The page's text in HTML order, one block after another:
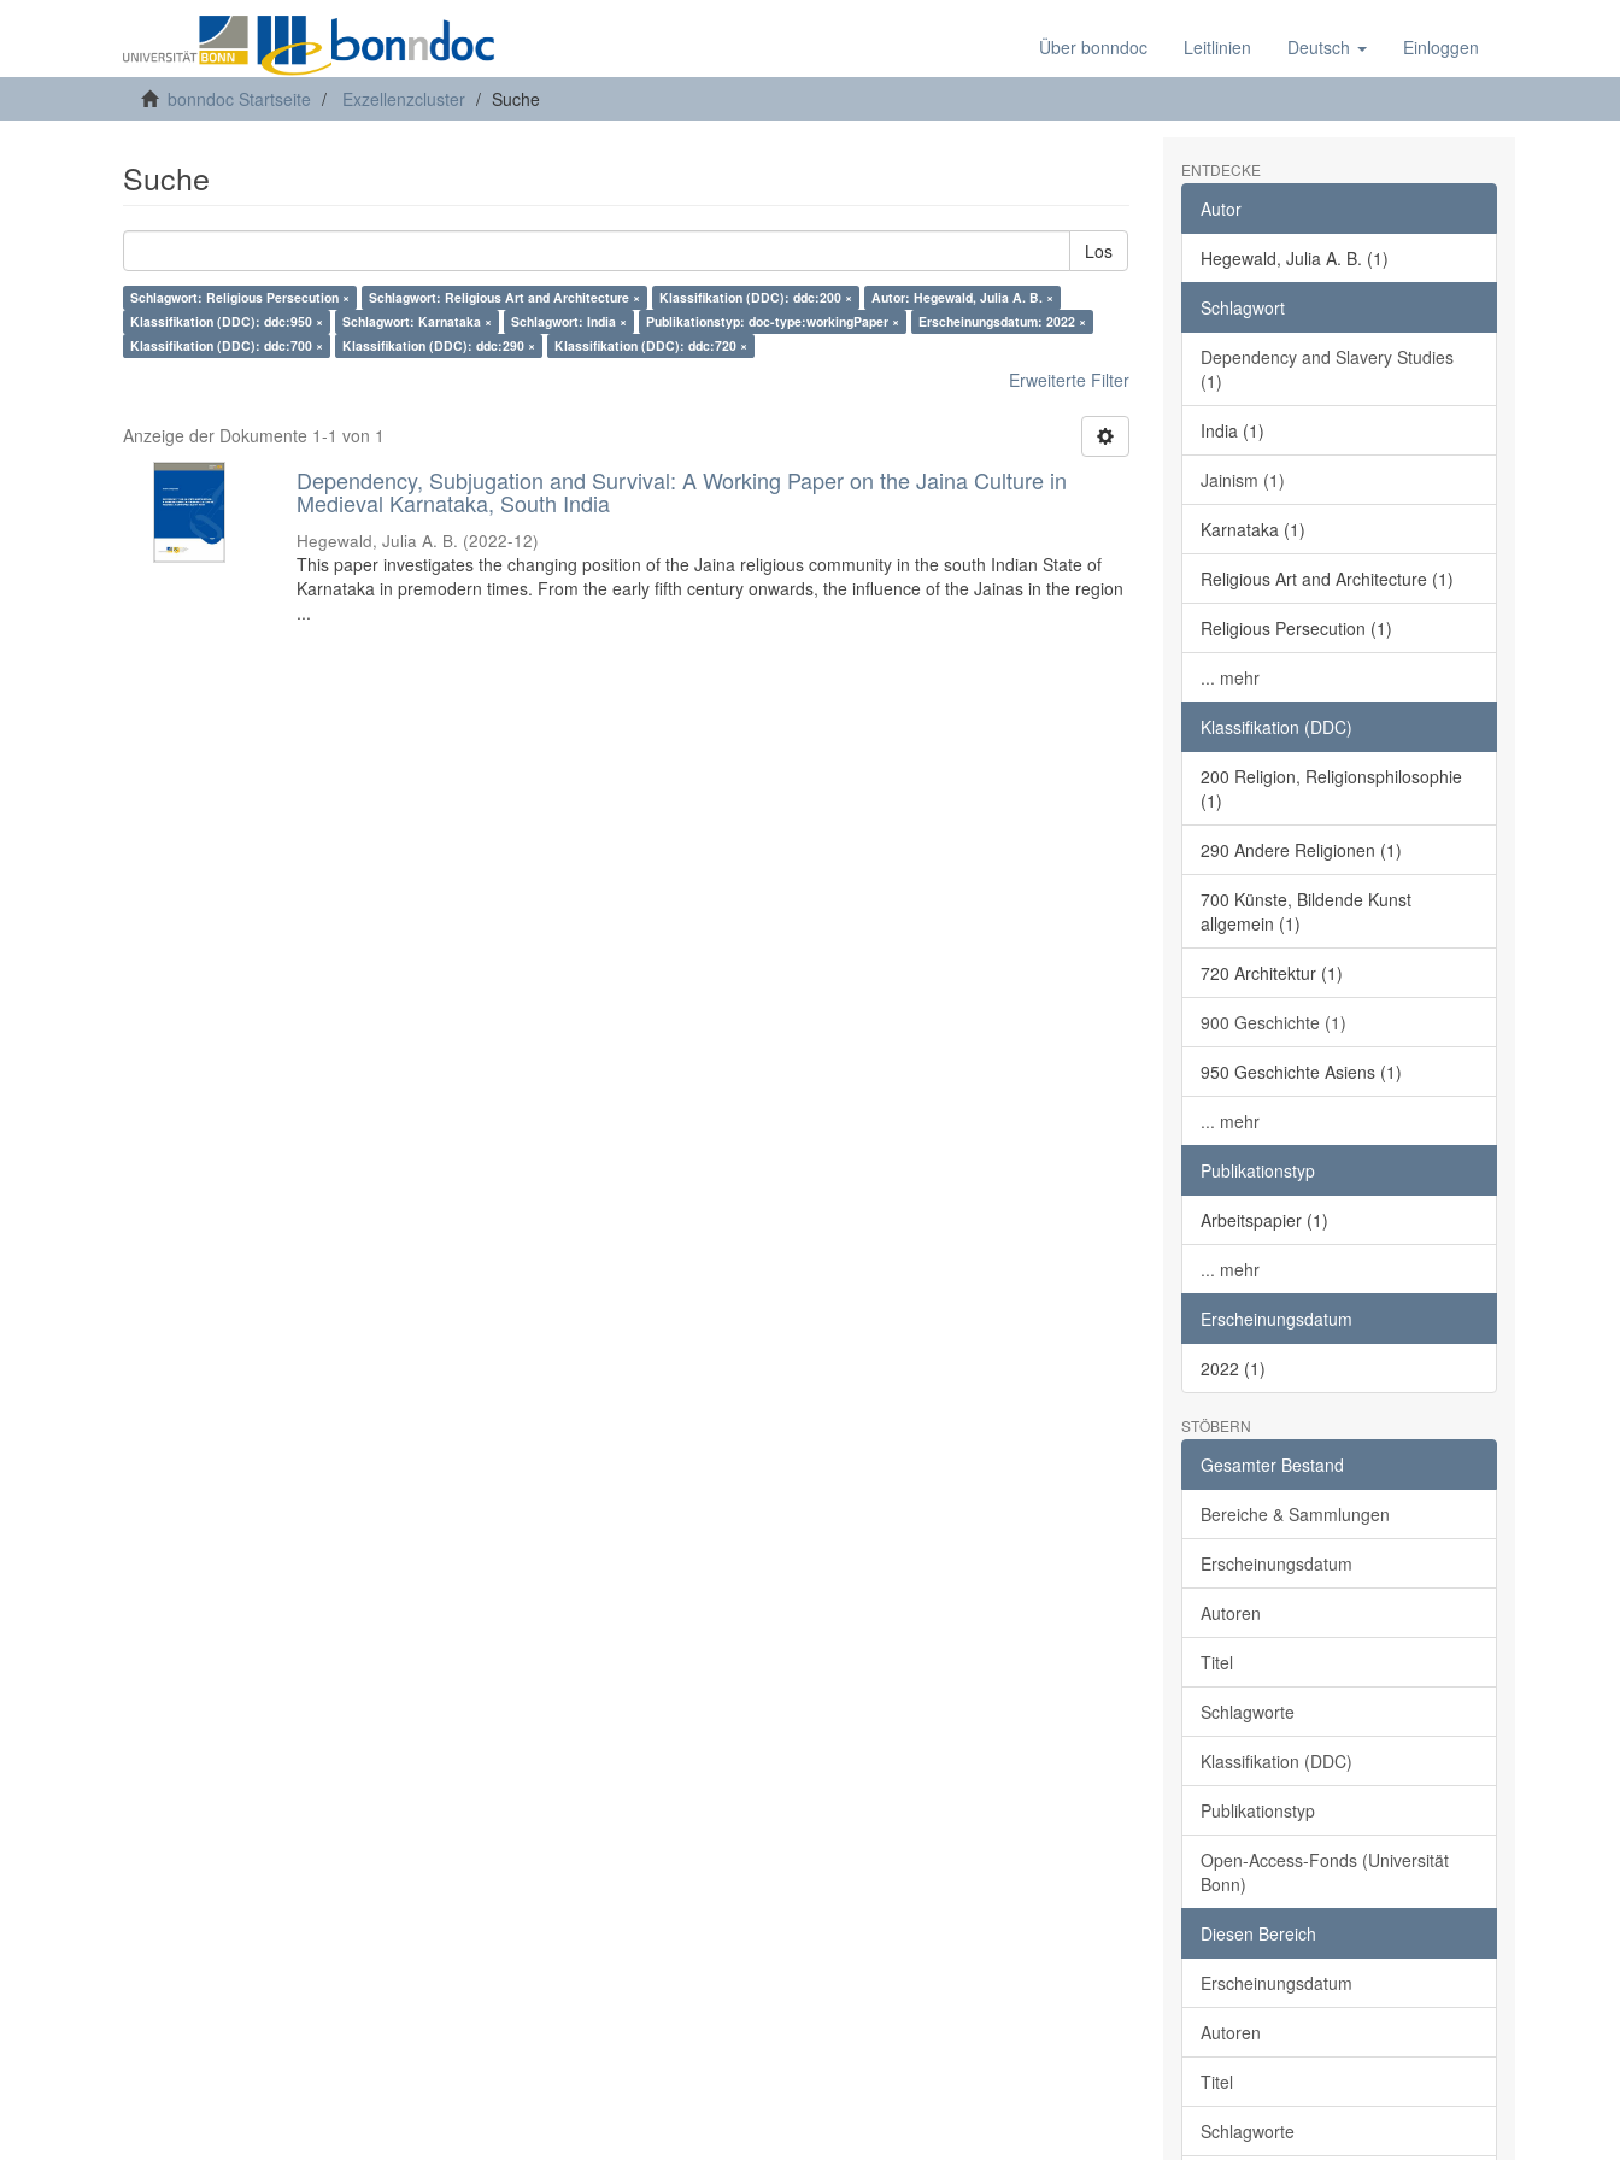
Über bonndoc Leitlinien Deutsch Einloggen
bonndoc Startseite Exzellenzcluster Suche
Suche
Los
Schlagwort: Religious Persecution × Schlagwort: Religious Art and Architecture × Klassifikation (DDC): ddc:200 ×
Autor: Hegewald, Julia A. B. ×
Klassifikation (DDC): ddc:950 ×
Schlagwort: Karnataka × Schlagwort: India × Publikationstyp: doc-type:workingPaper ×
Erscheinungsdatum: 2022 ×
Klassifikation (DDC): ddc:700 ×
Klassifikation (DDC): ddc:290 × Klassifikation (DDC): ddc:720 ×
Erweiterte Filter
Anzeige der Dokumente 1-1 von 1
Dependency, Subjugation and Survival: A Working Paper on the Jaina Culture in
Medieval Karnataka, South India
Hegewald, Julia A. B. (2022-12)
This paper investigates the changing position of the Jaina religious community in the south Indian State of
Karnataka in premodern times. From the early fifth century onwards, the influence of the Jainas in the region
...
ENTDECKE
Autor
Hegewald, Julia A. B. (1)
Schlagwort
Dependency and Slavery Studies
(1)
India (1)
Jainism (1)
Karnataka (1)
Religious Art and Architecture (1)
Religious Persecution (1)
... mehr
Klassifikation (DDC)
200 Religion, Religionsphilosophie
(1)
290 Andere Religionen (1)
700 Künste, Bildende Kunst
allgemein (1)
720 Architektur (1)
900 Geschichte (1)
950 Geschichte Asiens (1)
... mehr
Publikationstyp
Arbeitspapier (1)
... mehr
Erscheinungsdatum
2022 (1)
STÖBERN
Gesamter Bestand
Bereiche & Sammlungen
Erscheinungsdatum
Autoren
Titel
Schlagworte
Klassifikation (DDC)
Publikationstyp
Open-Access-Fonds (Universität
Bonn)
Diesen Bereich
Erscheinungsdatum
Autoren
Titel
Schlagworte